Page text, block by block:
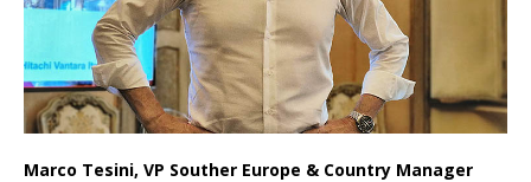
Marco Tesini, VP Souther Europe & Country Manager